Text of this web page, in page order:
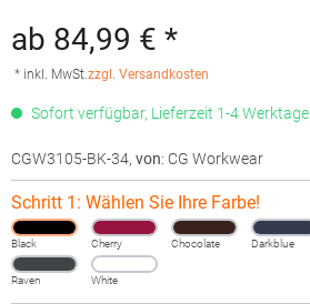
ab 84,99 € *
* inkl. MwSt.zzgl. Versandkosten
Sofort verfügbar, Lieferzeit 1-4 Werktage
CGW3105-BK-34, von: CG Workwear
Schritt 1: Wählen Sie Ihre Farbe!
Black Cherry Chocolate Darkblue
Raven White